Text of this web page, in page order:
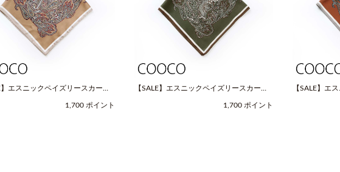
】エスニックペイズリースカーフ
1,700 ポイント
【SALE】エスニックペイズリースカーフ
1,700 ポイント
【SALE】エ